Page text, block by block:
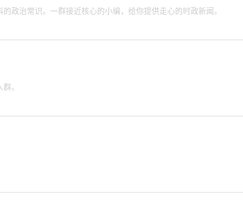
政治常识。一群接近核心的小编，给你提供走心的时政新闻。
。